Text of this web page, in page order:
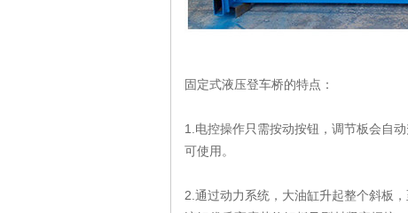
固定式液压登车桥的特点：
1.电控操作只需按动按钮，调节板会自
可使用。
2.通过动力系统，大油缸升起整个斜板